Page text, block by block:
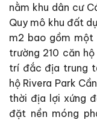
nằm khu dân cư
Quy mô khu đất
m2 bao gồm
trường 210 căn
trí đắc địa trung
hộ Rivera Park
thời địa lợi xứng
đặt nền móng